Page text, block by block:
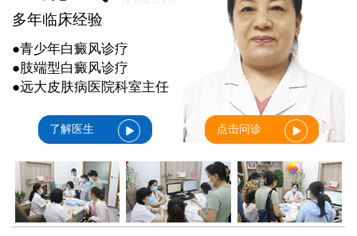
多年临床经验
●青少年白癜风诊疗
●肢端型白癜风诊疗
●远大皮肤病医院科室主任
了解医生 点击问诊